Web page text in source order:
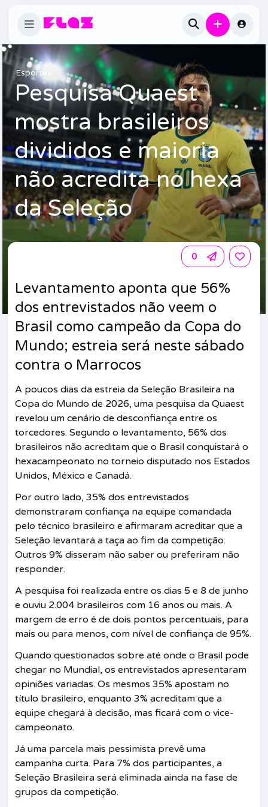
Esportes
Pesquisa Quaest
mostra brasileiros
divididos e maioria
não acredita no hexa
da Seleção
0
Levantamento aponta que 56%
dos entrevistados não veem o
Brasil como campeão da Copa do
Mundo; estreia será neste sábado
contra o Marrocos
A poucos dias da estreia da Seleção Brasileira na
Copa do Mundo de 2026, uma pesquisa da Quaest
revelou um cenário de desconfiança entre os
torcedores. Segundo o levantamento, 56% dos
brasileiros não acreditam que o Brasil conquistará o
hexacampeonato no torneio disputado nos Estados
Unidos, México e Canadá.
Por outro lado, 35% dos entrevistados
demonstraram confiança na equipe comandada
pelo técnico brasileiro e afirmaram acreditar que a
Seleção levantará a taça ao fim da competição.
Outros 9% disseram não saber ou preferiram não
responder.
A pesquisa foi realizada entre os dias 5 e 8 de junho
e ouviu 2.004 brasileiros com 16 anos ou mais. A
margem de erro é de dois pontos percentuais, para
mais ou para menos, com nível de confiança de 95%.
Quando questionados sobre até onde o Brasil pode
chegar no Mundial, os entrevistados apresentaram
opiniões variadas. Os mesmos 35% apostam no
título brasileiro, enquanto 3% acreditam que a
equipe chegará à decisão, mas ficará com o vice-
campeonato.
Já uma parcela mais pessimista prevê uma
campanha curta. Para 7% dos participantes, a
Seleção Brasileira será eliminada ainda na fase de
grupos da competição.